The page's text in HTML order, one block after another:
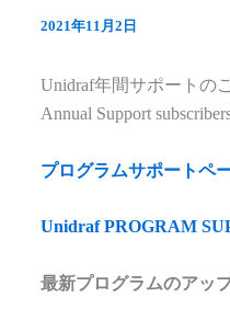
2021年11月2日
Unidraf年間サポートの
Annual Support
プログラムサポートペ
Unidraf PROGRAM
最新プログラムのアッ